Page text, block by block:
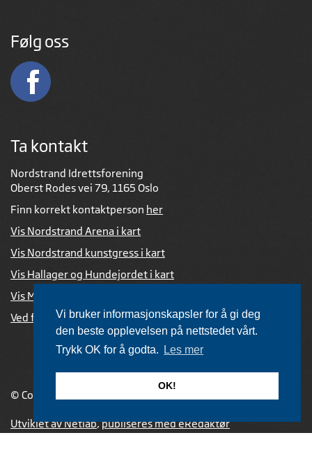
Vi bruker informasjonskapsler for å gi deg
den beste opplevelsen på nettstedet vårt.
Trykk OK for å godta.
Les mer
OK!
Følg oss
Ta kontakt
Nordstrand Idrettsforening
Oberst Rodes vei 79, 1165 Oslo
Finn korrekt kontaktperson her
Vis Nordstrand Arena i kart
Vis Nordstrand kunstgress i kart
Vis Hallager og Hundejordet i kart
Vis Mosseveien / Vannsport i kart
Ved feil i nettsiden
© Copyright 2026 |
Utviklet av Netlab,publiseres med eRedaktør